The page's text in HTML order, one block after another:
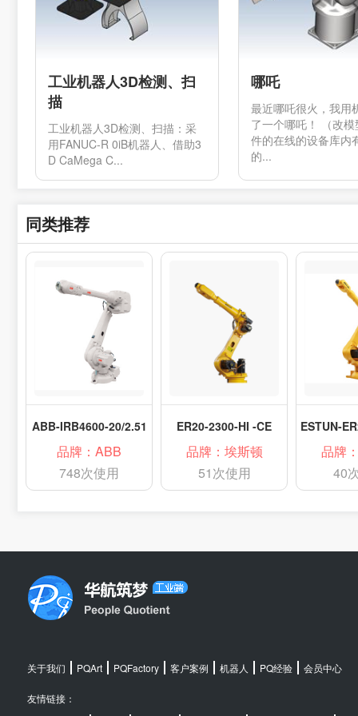
工业机器人3D检测、扫
描
工业机器人3D检测、扫描：采
用FANUC-R 0iB机器人、借助3
D CaMega C...
哪吒
最近哪吒很火，我用
了一个哪吒！ （改
件的在线的设备库内
的...
同类推荐
ABB-IRB4600-20/2.51
品牌：ABB
748次使用
ER20-2300-HI -CE
品牌：埃斯顿
51次使用
品牌
40
关于我们 PQArt PQFactory 客户案例 机器人 PQ经验 会员中心
友情链接：